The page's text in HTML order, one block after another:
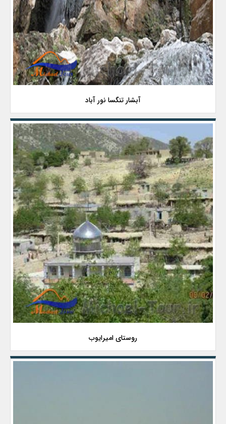
آبشار تنگسا نور آباد
روستای امیرایوب